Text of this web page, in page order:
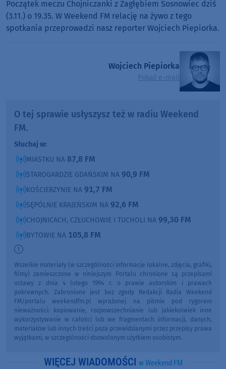
Początek meczu Chojniczanki z Zagłębiem Sosnowiec dziś
(3.11.) o 19.35. W Weekend FM relację na żywo z tego
spotkania przeprowadzi nasz reporter Wojciech Piepiorka.
Wojciech Piepiorka
Pokaż e-mail
O tej sprawie usłyszysz też w radiu Weekend
FM.
Słuchaj w:
MIASTKU NA 87,8 FM
STAROGARDZIE GDAŃSKIM NA 90,9 FM
KOŚCIERZYNIE NA 91,7 FM
SĘPÓLNIE KRAJEŃSKIM NA 92,6 FM
CHOJNICACH, CZŁUCHOWIE I TUCHOLI NA 99,30 FM
BYTOWIE NA 105,8 FM
Wszelkie materiały (w szczególności informacje lokalne, zdjęcia, grafiki,
filmy) zamieszczone w niniejszym Portalu chronione są przepisami
ustawy z dnia 4 lutego 1994 r. o prawie autorskim i prawach
pokrewnych. Zabronione jest bez zgody Redakcji Radia Weekend
FM/portalu weekendfm.pl wyrażonej na piśmie pod rygorem
nieważności: kopiowanie, rozpowszechnianie lub jakiekolwiek inne
wykorzystywanie w całości lub we fragmentach informacji, danych,
materiałów lub innych treści poza przewidzianymi przez przepisy prawa
wyjątkami, w szczególności dozwolonym użytkiem osobistym.
WIĘCEJ WIADOMOŚCI w Weekend FM